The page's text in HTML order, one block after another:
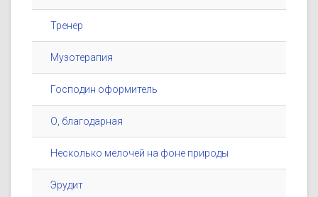
Тренер
Музотерапия
Господин оформитель
О, благодарная
Несколько мелочей на фоне природы
Эрудит